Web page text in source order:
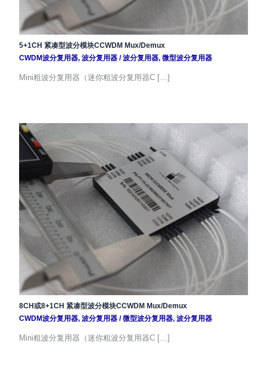
5+1CH 紧凑型波分模块CCWDM Mux/Demux
CWDM波分复用器, 波分复用器/波分复用器, 微型波分复用器
Mini粗波分复用器（迷你粗波分复用器C […]
8CH或8+1CH 紧凑型波分模块CCWDM Mux/Demux
CWDM波分复用器, 波分复用器/微型波分复用器, 波分复用器
Mini粗波分复用器（迷你粗波分复用器C […]